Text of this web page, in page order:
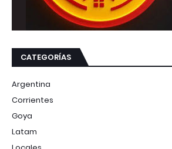
CATEGORÍAS
Argentina
Corrientes
Goya
Latam